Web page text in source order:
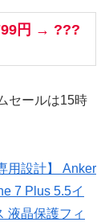
円 → ???
セールは15時
用設計】 Anker
7 Plus 5.5イ
液晶保護フィ